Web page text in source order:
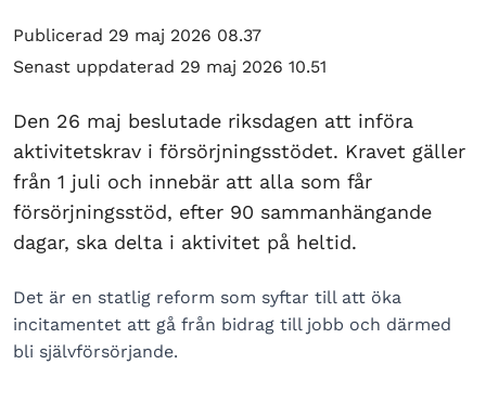
Publicerad 29 maj 2026 08.37
Senast uppdaterad 29 maj 2026 10.51
Den 26 maj beslutade riksdagen att införa
aktivitetskrav i försörjningsstödet. Kravet gäller
från 1 juli och innebär att alla som får
försörjningsstöd, efter 90 sammanhängande
dagar, ska delta i aktivitet på heltid.
Det är en statlig reform som syftar till att öka
incitamentet att gå från bidrag till jobb och därmed
bli självförsörjande.